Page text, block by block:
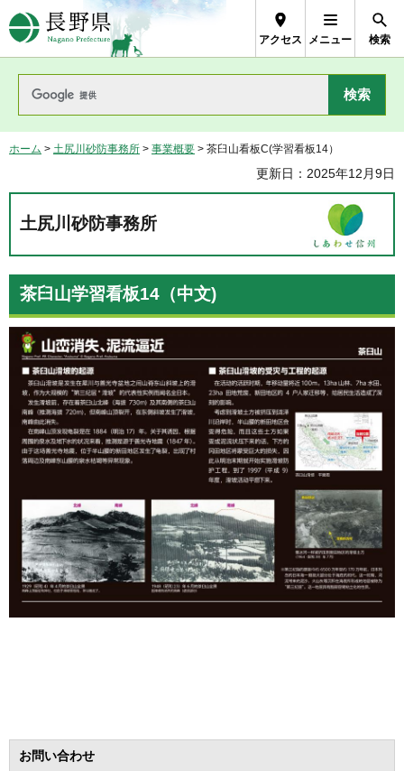
長野県Nagano Prefecture
アクセス メニュー 検索
ホーム > 土尻川砂防事務所 > 事業概要 > 茶臼山看板C(学習看板14）
更新日：2025年12月9日
土尻川砂防事務所
茶臼山学習看板14（中文)
お問い合わせ